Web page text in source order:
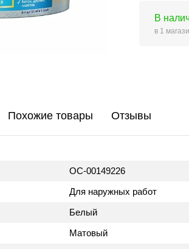
В
в 1
Похожие товары Отзывы
ОС-00149226
Для наружных работ
Белый
Матовый